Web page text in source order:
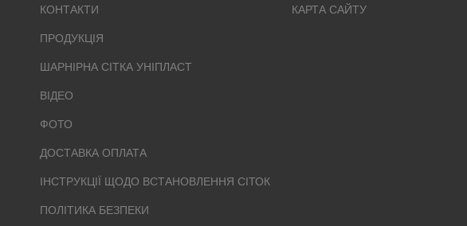
КОНТАКТИ
ПРОДУКЦІЯ
ШАРНІРНА СІТКА УНІПЛАСТ
ВІДЕО
ФОТО
ДОСТАВКА ОПЛАТА
ІНСТРУКЦІЇ ЩОДО ВСТАНОВЛЕННЯ СІТОК
ПОЛІТИКА БЕЗПЕКИ
КАРТА САЙТУ